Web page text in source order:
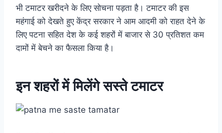
भी टमाटर खरीदने के लिए सोचना पड़ता है। टमाटर की इस
महंगाई को देखते हुए केंद्र सरकार ने आम आदमी को राहत देने के
लिए पटना सहित देश के कई शहरों में बाजार से 30 प्रतिशत कम
दामों में बेचने का फैसला किया है।
इनशहरोंमें मिलेंगे सस्ते टमाटर